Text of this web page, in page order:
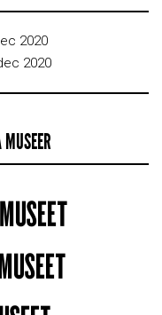
2020
2020